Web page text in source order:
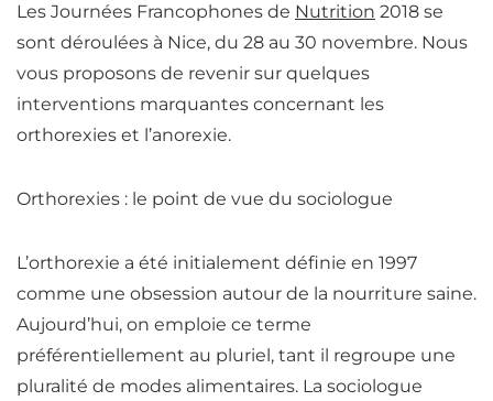
Les Journées Francophones de Nutrition 2018 se
sont déroulées à Nice, du 28 au 30 novembre. Nous
vous proposons de revenir sur quelques
interventions marquantes concernant les
orthorexies et l’anorexie.
Orthorexies : le point de vue du sociologue
L’orthorexie a été initialement définie en 1997
comme une obsession autour de la nourriture saine.
Aujourd’hui, on emploie ce terme
préférentiellement au pluriel, tant il regroupe une
pluralité de modes alimentaires. La sociologue